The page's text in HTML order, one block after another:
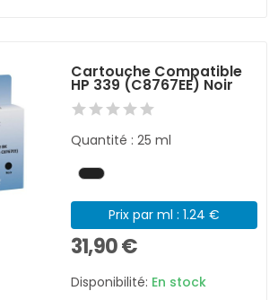
Cartouche Compatible
HP 339 (C8767EE) Noir
Quantité : 25 ml
Prix par ml : 1.24 €
31,90 €
Disponibilité: En stock